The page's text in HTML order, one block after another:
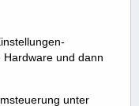
und dann
unter